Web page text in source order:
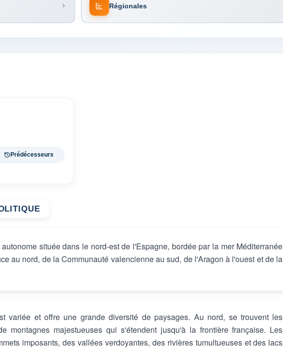
Régionales
Prédécesseurs
située dans le nord-est de l'Espagne, bordée par la mer Méditerranée
au nord, de la Communauté valencienne au sud, de l'Aragon à l'ouest et de la
variée et offre une grande diversité de paysages. Au nord, se trouvent les
montagnes majestueuses qui s'étendent jusqu'à la frontière française. Les
imposants, des vallées verdoyantes, des rivières tumultueuses et des lacs